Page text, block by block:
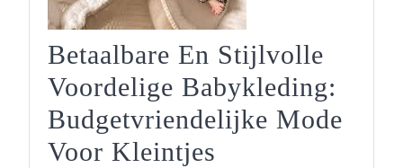
Betaalbare En Stijlvolle
Voordelige Babykleding:
Budgetvriendelijke Mode
Voor Kleintjes